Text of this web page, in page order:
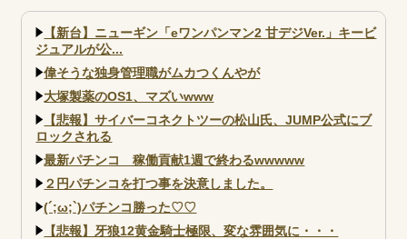
【新台】ニューギン「eワンパンマン2 甘デジVer.」キービ
ジュアルが公...
偉そうな独身管理職がムカつくんやが
大塚製薬のOS1、マズいwww
【悲報】サイバーコネクトツーの松山氏、JUMP公式にブ
ロックされる
最新パチンコ 稼働貢献1週で終わるwwwww
２円パチンコを打つ事を決意しました。
(´;ω;`)パチンコ勝った♡♡
【悲報】牙狼12黄金騎士極限、変な雰囲気に・・・